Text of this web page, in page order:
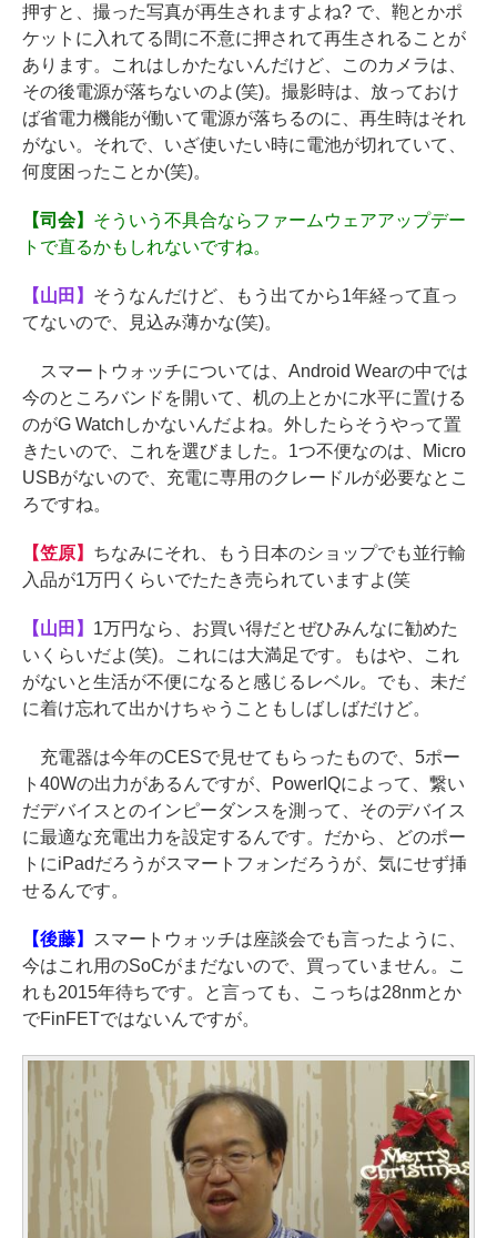
押すと、撮った写真が再生されますよね? で、鞄とかポ
ケットに入れてる間に不意に押されて再生されることが
あります。これはしかたないんだけど、このカメラは、
その後電源が落ちないのよ(笑)。撮影時は、放っておけ
ば省電力機能が働いて電源が落ちるのに、再生時はそれ
がない。それで、いざ使いたい時に電池が切れていて、
何度困ったことか(笑)。
【司会】 そういう不具合ならファームウェアアップデー
トで直るかもしれないですね。
【山田】 そうなんだけど、もう出てから1年経って直っ
てないので、見込み薄かな(笑)。
スマートウォッチについては、Android Wearの中では
今のところバンドを開いて、机の上とかに水平に置ける
のがG Watchしかないんだよね。外したらそうやって置
きたいので、これを選びました。1つ不便なのは、Micro
USBがないので、充電に専用のクレードルが必要なとこ
ろですね。
【笠原】 ちなみにそれ、もう日本のショップでも並行輸
入品が1万円くらいでたたき売られていますよ(笑
【山田】 1万円なら、お買い得だとぜひみんなに勧めた
いくらいだよ(笑)。これには大満足です。もはや、これ
がないと生活が不便になると感じるレベル。でも、未だ
に着け忘れて出かけちゃうこともしばしばだけど。
充電器は今年のCESで見せてもらったもので、5ポー
ト40Wの出力があるんですが、PowerIQによって、繋い
だデバイスとのインピーダンスを測って、そのデバイス
に最適な充電出力を設定するんです。だから、どのポー
トにiPadだろうがスマートフォンだろうが、気にせず挿
せるんです。
【後藤】
スマートウォッチは座談会でも言ったように、
今はこれ用のSoCがまだないので、買っていません。こ
れも2015年待ちです。と言っても、こっちは28nmとか
でFinFETではないんですが。